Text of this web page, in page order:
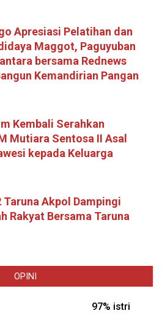
Apresiasi Pelatihan dan
Maggot, Paguyuban
bersama Rednews
Kemandirian Pangan
Kembali Serahkan
Mutiara Sentosa II Asal
kepada Keluarga
Taruna Akpol Dampingi
Rakyat Bersama Taruna
OPINI
97% istri